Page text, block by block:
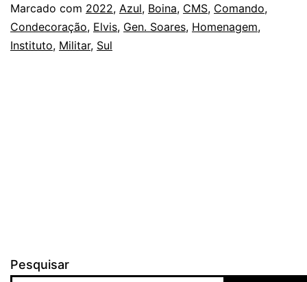
Medalhas
ao
Marcado com 2022, Azul, Boina, CMS, Comando,
Condecoração, Elvis, Gen. Soares, Homenagem,
Instituto, Militar, Sul
Pesquisar